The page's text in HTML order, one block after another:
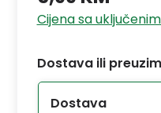
Cijena sa
Dostava ili
Dostava